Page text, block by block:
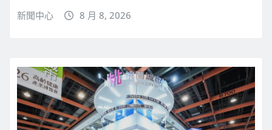
新聞中心 8 月 8, 2026